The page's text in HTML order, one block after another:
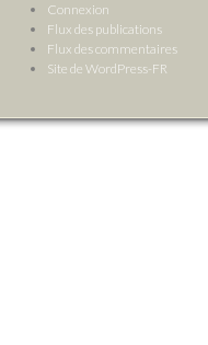
Connexion
Flux des publications
Flux des commentaires
Site de WordPress-FR